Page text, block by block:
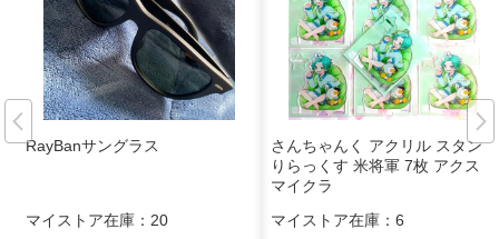
RayBanサングラス
マイストア在庫： 20
さんちゃんく アクリル スタンド
りらっくす 米将軍 7枚 アクスタ
マイクラ
マイストア在庫： 6